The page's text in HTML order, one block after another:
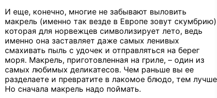
И еще, конечно, многие не забывают выловить
макрель (именно так везде в Европе зовут
которая для норвежцев символизирует лето, ведь
именно она заставляет даже самых ленивых
смахивать пыль с удочек и отправляться на берег
моря. Макрель, приготовленная на гриле, – один из
самых любимых деликатесов. Чем раньше вы ее
разделаете и превратите в лакомое блюдо, тем
Но сначала макрель надо поймать.